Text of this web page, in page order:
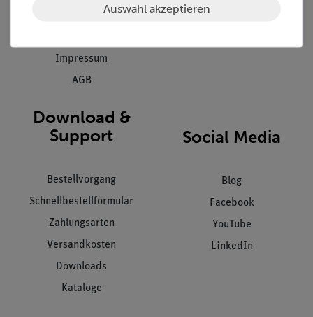
Hinweisgeberschutz
Impressum
AGB
Kundendienst
Download &
Support
Bestellvorgang
Schnellbestellformular
Zahlungsarten
Versandkosten
Downloads
Kataloge
Social Media
Blog
Facebook
YouTube
LinkedIn
Auswahl akzeptieren